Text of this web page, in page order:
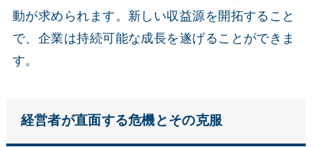
動が求められます。新しい収益源を開拓すること
で、企業は持続可能な成長を遂げることができま
す。
経営者が直面する危機とその克服